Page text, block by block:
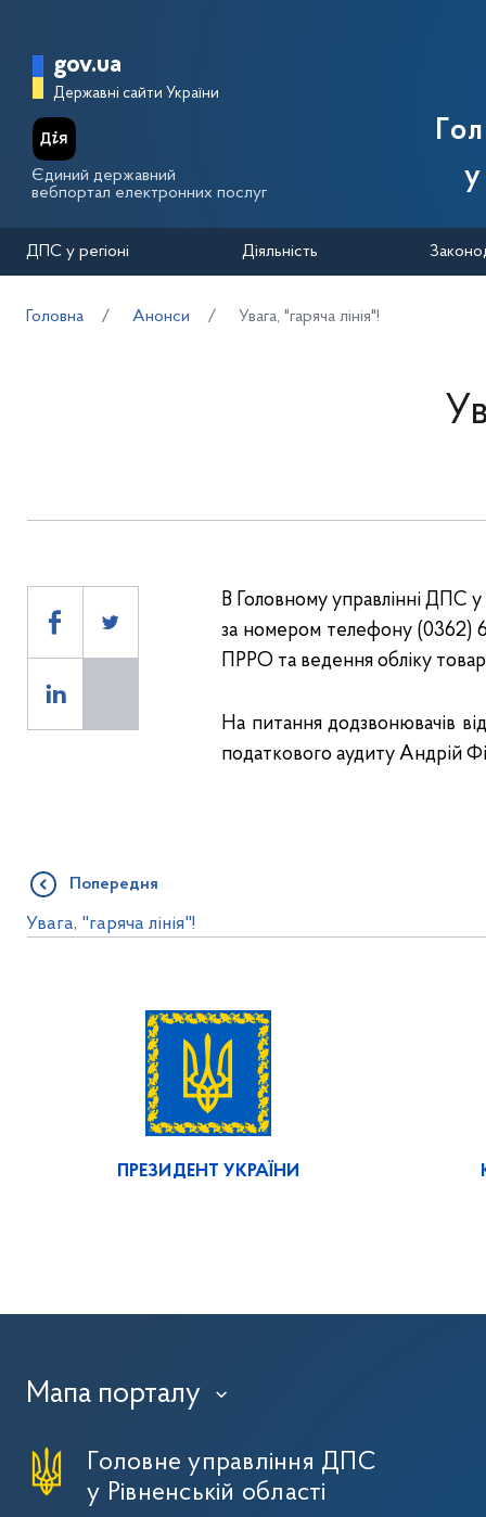
Головна сторінка Державної
gov.ua
Державні сайти України
Єдиний державний
вебпортал електронних послуг
ДПС у регіоні Діяльність
Головна Анонси Увага, "гаряча лінія"!
В Головному управлінні ДПС у
за номером телефону (0362)
ПРРО та ведення обліку
На питання додзвонювачів
податкового аудиту Андрій
Попередня
Увага, "гаряча лінія"!
ПРЕЗИДЕНТ УКРАЇНИ
Мапа порталу ›
Головне управління ДПС
у Рівненській області